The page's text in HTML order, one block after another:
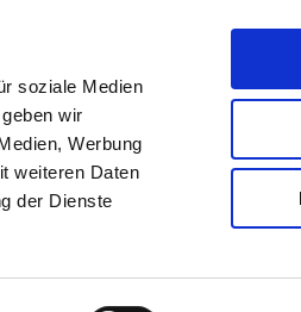
soziale Medien
wir
Werbung
weiteren Daten
der Dienste
VERGLEICH (0)